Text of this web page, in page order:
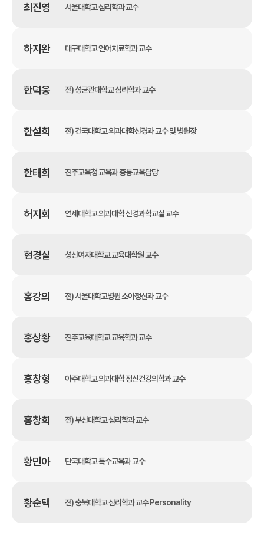
최진영 서울대학교 심리학과 교수
하지완 대구대학교 언어치료학과 교수
한덕웅 전) 성균관대학교 심리학과 교수
한설희 전) 건국대학교 의과대학신경과 교수 및 병원장
한태희 진주교육청 교육과 중등교육담당
허지회 연세대학교 의과대학 신경과학교실 교수
현경실 성신여자대학교 교육대학원 교수
홍강의 전) 서울대학교병원 소아정신과 교수
홍상황 진주교육대학교 교육학과 교수
홍창형 아주대학교 의과대학 정신건강의학과 교수
홍창희 전) 부산대학교 심리학과 교수
황민아 단국대학교 특수교육과 교수
황순택 전) 충북대학교 심리학과 교수 Personality